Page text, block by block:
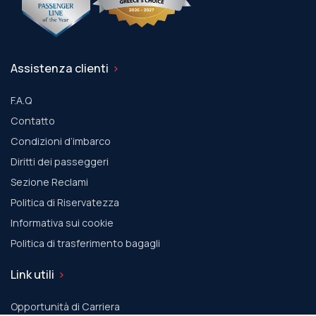
Assistenza clienti
F.A.Q
Contatto
Condizioni d’imbarco
Diritti dei passeggeri
Sezione Reclami
Politica di Riservatezza
Informativa sui cookie
Politica di trasferimento bagagli
Link utili
Opportunità di Carriera